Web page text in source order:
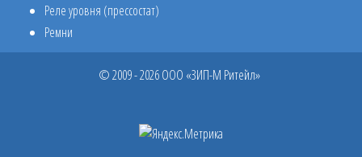
Реле уровня (прессостат)
Ремни
© 2009 - 2026 ООО «ЗИП-М Ритейл»